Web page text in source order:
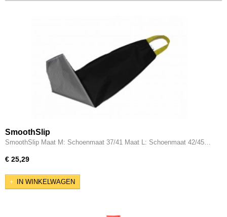
SmoothSlip
SmoothSlip Maat M: Schoenmaat 37/41 Maat L: Schoenmaat 42/45…
€ 25,29
IN WINKELWAGEN